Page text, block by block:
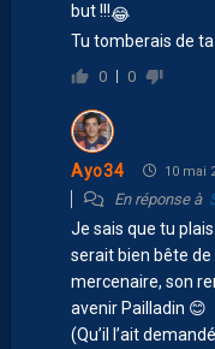
but !!!😂
Tu tomberais de
0 0
Ayo34 10 mai
En réponse à
Je sais que tu
serait bien bête de
mercenaire, son
avenir Pailladin 😊
(Qu’il l’ait